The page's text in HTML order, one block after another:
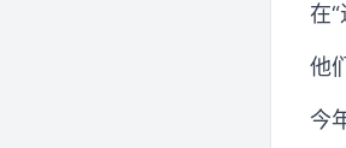
在
他
今